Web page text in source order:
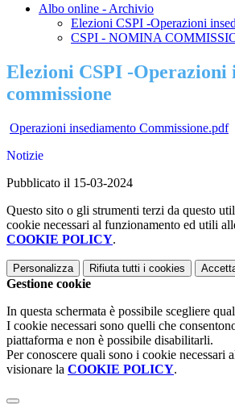
Albo online - Archivio
Elezioni CSPI -Operazioni
CSPI - NOMINA
Elezioni CSPI -Operazioni
commissione
Operazioni insediamento Commissione.pdf
Notizie
Pubblicato il 15-03-2024
Questo sito o gli strumenti terzi da questo
cookie necessari al funzionamento ed utili
COOKIE POLICY.
Personalizza Rifiuta tutti i cookies
Gestione cookie
In questa schermata è possibile scegliere
I cookie necessari sono quelli che
piattaforma e non è possibile disabilitarli.
Per conoscere quali sono i cookie necessari
visionare la COOKIE POLICY.